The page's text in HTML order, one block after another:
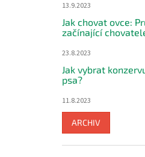
13.9.2023
Jak chovat ovce:
začínající
23.8.2023
Jak vybrat
psa?
11.8.2023
ARCHIV